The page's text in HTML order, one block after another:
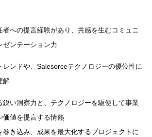
者への提言経験があり、共感を生むコミュニ
ンテーション力
レンドや、Salesorceテクノロジーの優位性に
解
鋭い洞察力と、テクノロジーを駆使して事業
価値を提言する情熱
巻き込み、成果を最大化するプロジェクトに